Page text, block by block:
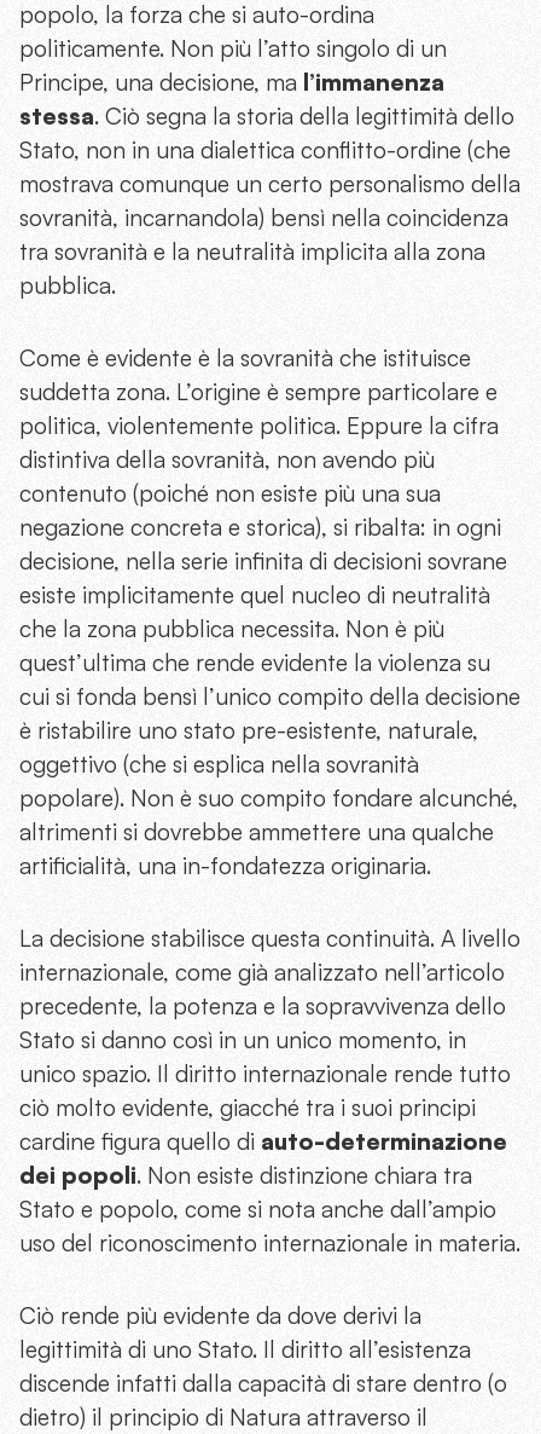
popolo, la forza che si auto-ordina
politicamente. Non più l’atto singolo di un
Principe, una decisione, ma l’immanenza
stessa. Ciò segna la storia della legittimità dello
Stato, non in una dialettica conflitto-ordine (che
mostrava comunque un certo personalismo della
sovranità, incarnandola) bensì nella coincidenza
tra sovranità e la neutralità implicita alla zona
pubblica.
Come è evidente è la sovranità che istituisce
suddetta zona. L’origine è sempre particolare e
politica, violentemente politica. Eppure la cifra
distintiva della sovranità, non avendo più
contenuto (poiché non esiste più una sua
negazione concreta e storica), si ribalta: in ogni
decisione, nella serie infinita di decisioni sovrane
esiste implicitamente quel nucleo di neutralità
che la zona pubblica necessita. Non è più
quest’ultima che rende evidente la violenza su
cui si fonda bensì l’unico compito della decisione
è ristabilire uno stato pre-esistente, naturale,
oggettivo (che si esplica nella sovranità
popolare). Non è suo compito fondare alcunché,
altrimenti si dovrebbe ammettere una qualche
artificialità, una in-fondatezza originaria.
La decisione stabilisce questa continuità. A livello
internazionale, come già analizzato nell’articolo
precedente, la potenza e la sopravvivenza dello
Stato si danno così in un unico momento, in
unico spazio. Il diritto internazionale rende tutto
ciò molto evidente, giacché tra i suoi principi
cardine figura quello di auto-determinazione
dei popoli. Non esiste distinzione chiara tra
Stato e popolo, come si nota anche dall’ampio
uso del riconoscimento internazionale in materia.
Ciò rende più evidente da dove derivi la
legittimità di uno Stato. Il diritto all’esistenza
discende infatti dalla capacità di stare dentro (o
dietro) il principio di Natura attraverso il